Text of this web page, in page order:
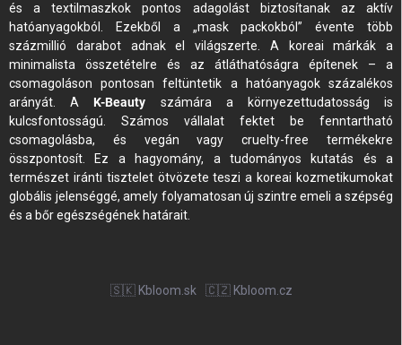
és a textilmaszkok pontos adagolást biztosítanak az aktív
hatóanyagokból. Ezekből a „mask packokból” évente több
százmillió darabot adnak el világszerte. A koreai márkák a
minimalista összetételre és az átláthatóságra építenek – a
csomagoláson pontosan feltüntetik a hatóanyagok százalékos
arányát. A K-Beauty számára a környezettudatosság is
kulcsfontosságú. Számos vállalat fektet be fenntartható
csomagolásba, és vegán vagy cruelty-free termékekre
összpontosít. Ez a hagyomány, a tudományos kutatás és a
természet iránti tisztelet ötvözete teszi a koreai kozmetikumokat
globális jelenséggé, amely folyamatosan új szintre emeli a szépség
és a bőr egészségének határait.
🇸🇰 Kbloom.sk 🇨🇿 Kbloom.cz